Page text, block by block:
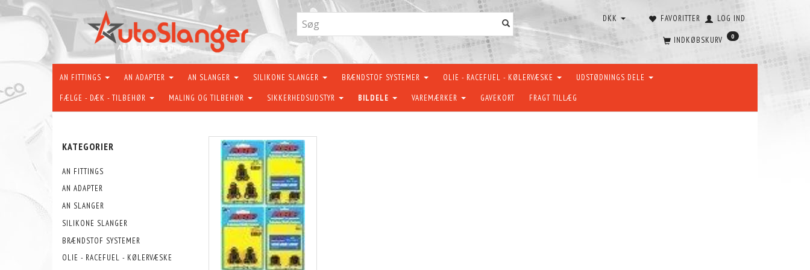
FAVORITTER LOG IND
DKK
INDKØBSKURV 0
AN FITTINGS AN ADAPTER AN SLANGER SILIKONE SLANGER BRÆNDSTOF SYSTEMER OLIE - RACEFUEL - KØLERVÆSKE UDSTØDNINGS DELE
FÆLGE - DÆK - TILBEHØR MALING OG TILBEHØR SIKKERHEDSUDSTYR BILDELE VAREMÆRKER GAVEKORT FRAGT TILLÆG
KATEGORIER
AN FITTINGS
AN ADAPTER
AN SLANGER
SILIKONE SLANGER
BRÆNDSTOF SYSTEMER
OLIE - RACEFUEL - KØLERVÆSKE